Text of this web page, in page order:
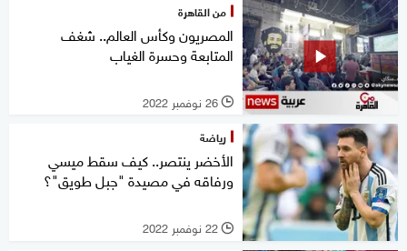
من القاهرة
المصريون وكأس العالم.. شغف
المتابعة وحسرة الغياب
l 26 نوفمبر 2022
رياضة
الأخضر ينتصر.. كيف سقط ميسي
ورفاقه في مصيدة "جبل طويق"؟
l 22 نوفمبر 2022